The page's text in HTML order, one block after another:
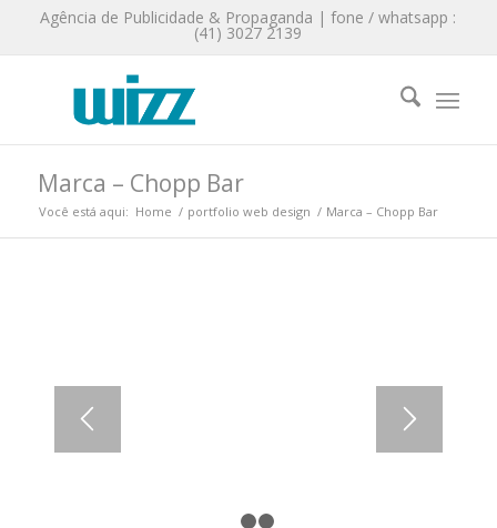
Agência de Publicidade & Propaganda | fone / whatsapp :
(41) 3027 2139
Marca – Chopp Bar
Você está aqui: Home / portfolio web design / Marca – Chopp Bar